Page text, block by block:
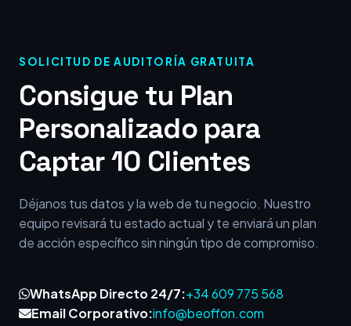
SOLICITUD DE AUDITORÍA GRATUITA
Consigue tu Plan
Personalizado para
Captar 10 Clientes
Déjanos tus datos y la web de tu negocio. Nuestro
equipo revisará tu estado actual y te enviará un plan
de acción específico sin ningún tipo de compromiso.
WhatsApp Directo 24/7:+34 609 775 568
Email Corporativo:info@beoffon.com